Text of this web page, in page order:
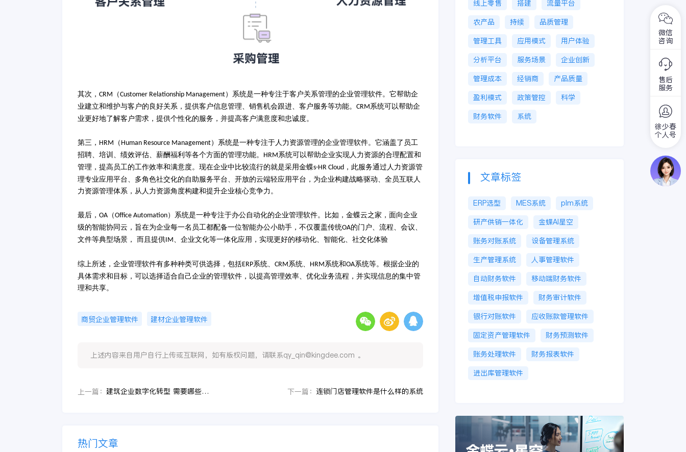
其次， CRM （Customer Relationship Management）系统是一种专注于客户关系管理的企业管理软件。它帮助企
业建立和维护与客户的良好关系，提供客户信息管理、销售机会跟进、客户服务等功能。 CRM 系统可以帮助企
业更好地了解客户需求，提供个性化的服务，并提高客户满意度和忠诚度。
第三， HRM （ Human Resource Management）系统是一种专注于人力资源管理的企业管理软件。它涵盖了员工
招聘、培训、绩效评估、薪酬福利等各个方面的管理功能。
HRM 系统可以帮助企业实现人力资源的合理配置和
管理，提高员工的工作效率和满意度。 现在企业中比较流行的就是采用金蝶s-HR Cloud ，此服务通过人力资源管
理专业应用平台、多角色社交化的自助服务平台、开放的云端轻应用平台，为企业构建战略驱动、全员互联人
力资源管理体系，从人力资源角度构建和提升企业核心竞争力。
最后， OA （Office Automation）系统是一种专注于办公自动化的企业管理软件。
比如，金蝶云之家，面向企业
级的智能协同云，旨在为企业每一名员工都配备一位智能办公小助手，不仅覆盖传统OA的门户、流程、会议、
文件等典型场景， 而且提供 IM 、企业文化等一体化应用，实现更好的移动化、智能化、社交化体验
综上所述，企业管理软件有多种种类可供选择，包括ERP系统、 CRM 系统、 HRM 系统和OA系统等。根据企业的
具体需求和目标，可以选择适合自己企业的管理软件，以提高管理效率、优化业务流程，并实现信息的集中管
理和共享。
商贸企业管理软件 建材企业管理软件
上述内容来自用户自行上传或互联网，如有版权问题，请联系qy_qin@kingdee.com 。
上一篇： 建筑企业数字化转型 需要哪些系统助力 下一篇： 连锁门店管理软件是什么样的系统
热门文章
线上零售 搭建
流量平台
农产品
持续
品质管理
管理工具
应用模式
用户体验
分析平台
服务场景
企业创新
管理成本
经销商
产品质量
盈利模式
政策管控
科学
财务软件
系统
文章标签
ERP选型 MES系统
plm系统
研产供销一体化
金蝶AI星空
账务对账系统
设备管理系统
生产管理系统
人事管理软件
自动财务软件
移动端财务软件
增值税申报软件
财务审计软件
银行对账软件
应收账款管理软件
固定资产管理软件
财务预测软件
账务处理软件
财务报表软件
进出库管理软件
微信
咨询
售后
服务
徐少春
个人号